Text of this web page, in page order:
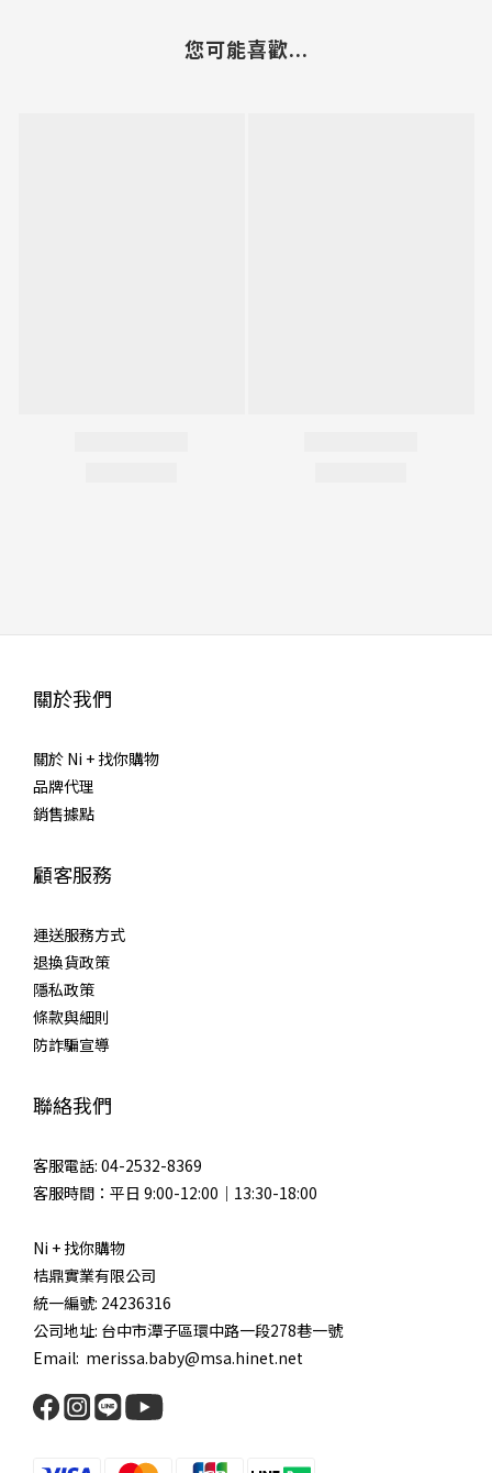
您可能喜歡...
關於我們
關於 Ni + 找你購物
品牌代理
銷售據點
顧客服務
運送服務方式
退換貨政策
隱私政策
條款與細則
防詐騙宣導
聯絡我們
客服電話: 04-2532-8369
客服時間：平日 9:00-12:00｜13:30-18:00
Ni + 找你購物
桔鼎實業有限公司
統一編號: 24236316
公司地址: 台中市潭子區環中路一段278巷一號
Email: merissa.baby@msa.hinet.net